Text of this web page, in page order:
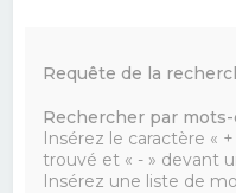
Requête de la
Rechercher par mots-
Insérez le caractère «
trouvé et « - » devant
Insérez une liste de